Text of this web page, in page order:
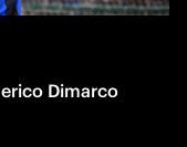
Dimarco